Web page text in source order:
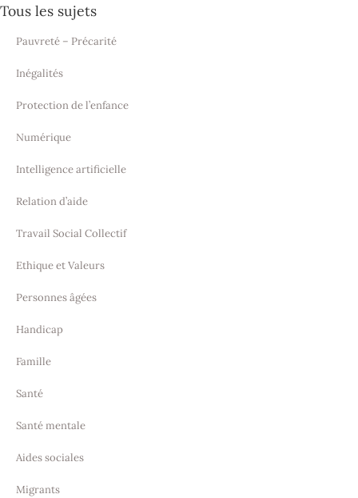
Tous les sujets
Pauvreté – Précarité
Inégalités
Protection de l’enfance
Numérique
Intelligence artificielle
Relation d’aide
Travail Social Collectif
Ethique et Valeurs
Personnes âgées
Handicap
Famille
Santé
Santé mentale
Aides sociales
Migrants